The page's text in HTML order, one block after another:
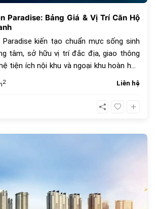
Paradise: Bảng Giá & Vị Trí Căn Hộ
Paradise kiến tạo chuẩn mực sống sinh
tâm, sở hữu vị trí đắc địa, giao thông
tiện ích nội khu và ngoại khu hoàn hảo
học, bệnh viện, TTTM). Dự án mang
an cư bền vững.
2 Liên hệ